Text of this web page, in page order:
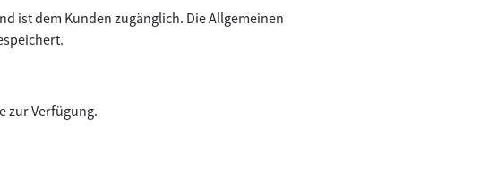
ist dem Kunden zugänglich. Die Allgemeinen
zur Verfügung.